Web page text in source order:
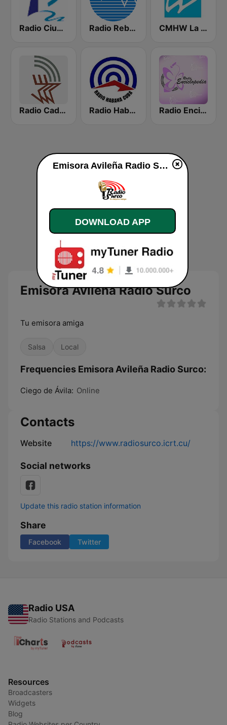
Radio Ciudad del Mar Radio Rebelde AM CMHW La Reina Radial del Centro
Radio Cadena Agramonte Radio Habana Cuba Radio Enciclopedia
Emisora Avileña Radio Surco
Tu emisora amiga
Salsa Local
Frequencies Emisora Avileña Radio Surco:
Ciego de Ávila: Online
Contacts
Website https://www.radiosurco.icrt.cu/
Social networks
Update this radio station information
Share
Facebook Twitter
Radio USA
Radio Stations and Podcasts
Resources
Broadcasters
Widgets
Blog
Emisora Avileña Radio Surco live
DOWNLOAD APP